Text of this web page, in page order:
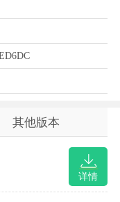
其他版本
详情